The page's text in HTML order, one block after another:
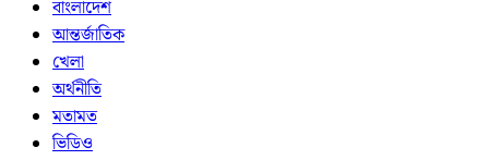
বাংলাদেশ
আন্তর্জাতিক
খেলা
অর্থনীতি
মতামত
ভিডিও